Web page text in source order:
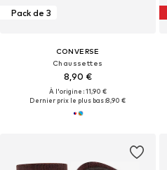
Pack de 3
CONVERSE
Chaussettes
8,90 €
À l'origine : 11,90 €
Dernier prix le plus bas :8,90 €